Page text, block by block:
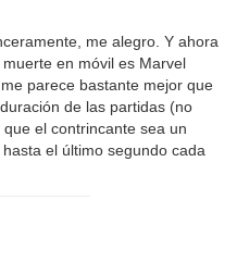
me alegro. Y ahora
en móvil es Marvel
parece bastante mejor que
de las partidas (no
el contrincante sea un
el último segundo cada